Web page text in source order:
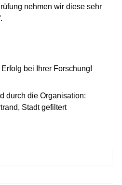
nehmen wir diese sehr
bei Ihrer Forschung!
durch die Organisation:
Stadt gefiltert